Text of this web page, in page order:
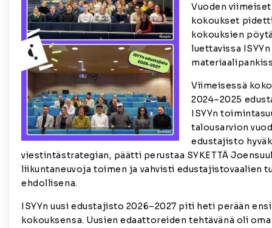
Vuoden
kokoukset
kokouksien
luettavissa
Viimeisessä
2024–2025
ISYYn
talousarvion
edustajisto
viestintästrategian, päätti perustaa SYKETTÄ
liikuntaneuvoja toimen ja vahvisti edustajistovaalien
ehdollisena.
ISYYn uusi edustajisto 2026–2027 piti heti perään
kokouksensa. Uusien edaattoreiden tehtävänä oli